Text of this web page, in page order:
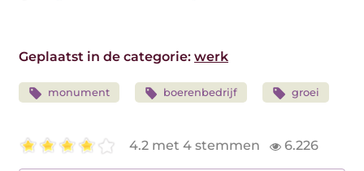
Geplaatst in de categorie: werk
monument boerenbedrijf groei
4.2 met 4 stemmen 6.226